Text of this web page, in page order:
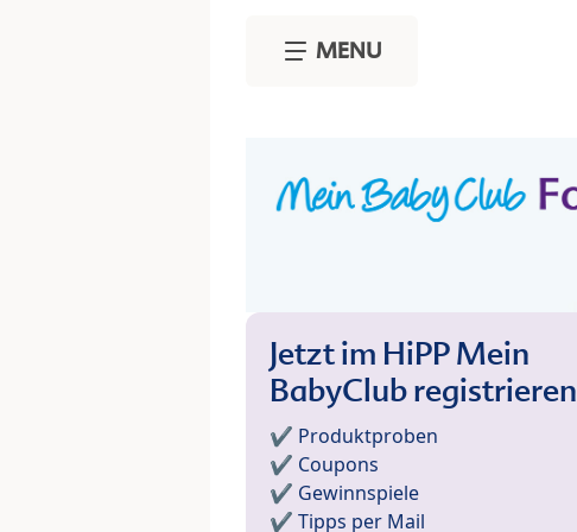
MENU
Jetzt im HiPP Mein
BabyClub registrieren
✔️ Produktproben
✔️ Coupons
✔️ Gewinnspiele
✔️ Tipps per Mail